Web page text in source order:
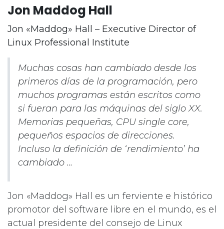
Jon Maddog Hall
Jon «Maddog» Hall – Executive Director of
Linux Professional Institute
Muchas cosas han cambiado desde los
primeros días de la programación, pero
muchos programas están escritos como
si fueran para las máquinas del siglo XX.
Memorias pequeñas, CPU single core,
pequeños espacios de direcciones.
Incluso la definición de ‘rendimiento’ ha
cambiado …
Jon «Maddog» Hall es un ferviente e histórico
promotor del software libre en el mundo, es el
actual presidente del consejo de Linux